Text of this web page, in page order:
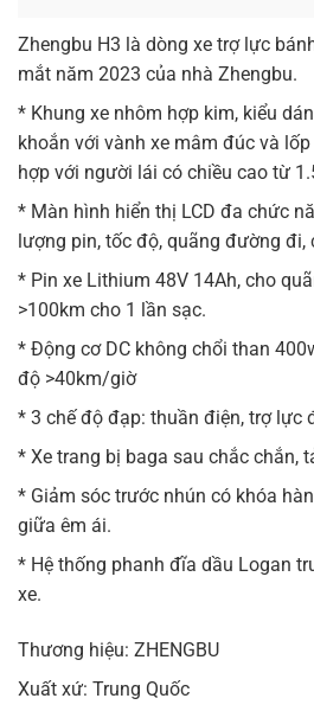
Zhengbu H3 là dòng xe trợ lực
mắt năm 2023 của nhà Zhengbu.
* Khung xe nhôm hợp kim, kiểu
khoắn với vành xe mâm đúc và
hợp với người lái có chiều cao từ
* Màn hình hiển thị LCD đa chức
lượng pin, tốc độ, quãng đường đi,
* Pin xe Lithium 48V 14Ah, cho
>100km cho 1 lần sạc.
* Động cơ DC không chổi than
độ >40km/giờ
* 3 chế độ đạp: thuần điện, trợ lực
* Xe trang bị baga sau chắc chắn,
* Giảm sóc trước nhún có khóa
giữa êm ái.
* Hệ thống phanh đĩa dầu Logan
xe.
Thương hiệu: ZHENGBU
Xuất xứ: Trung Quốc